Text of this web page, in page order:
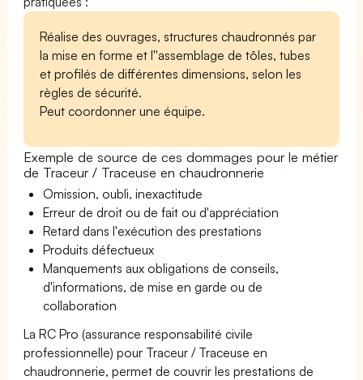
Réalise des ouvrages, structures chaudronnés par
la mise en forme et l''assemblage de tôles, tubes
et profilés de différentes dimensions, selon les
règles de sécurité.
Peut coordonner une équipe.
Exemple de source de ces dommages pour le métier
de Traceur / Traceuse en chaudronnerie
Omission, oubli, inexactitude
Erreur de droit ou de fait ou d'appréciation
Retard dans l'exécution des prestations
Produits défectueux
Manquements aux obligations de conseils,
d'informations, de mise en garde ou de
collaboration
La RC Pro (assurance responsabilité civile
professionnelle) pour Traceur / Traceuse en
chaudronnerie, permet de couvrir les prestations de